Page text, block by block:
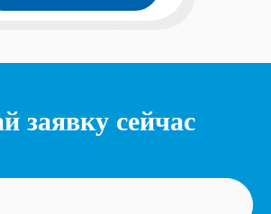
заявку сейчас